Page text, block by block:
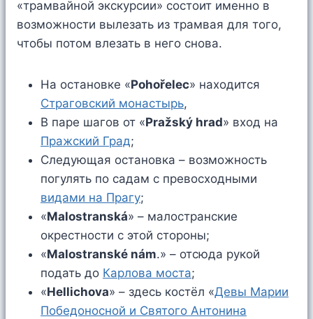
«трамвайной экскурсии» состоит именно в
возможности вылезать из трамвая для того,
чтобы потом влезать в него снова.
На остановке «Pohořelec» находится
Страговский монастырь,
В паре шагов от «Pražský hrad» вход на
Пражский Град;
Следующая остановка – возможность
погулять по садам с превосходными
видами на Прагу;
«Malostranská» – малостранские
окрестности с этой стороны;
«Malostranské nám.» – отсюда рукой
подать до Карлова моста;
«Hellichova» – здесь костёл «Девы Марии
Победоносной и Святого Антонина